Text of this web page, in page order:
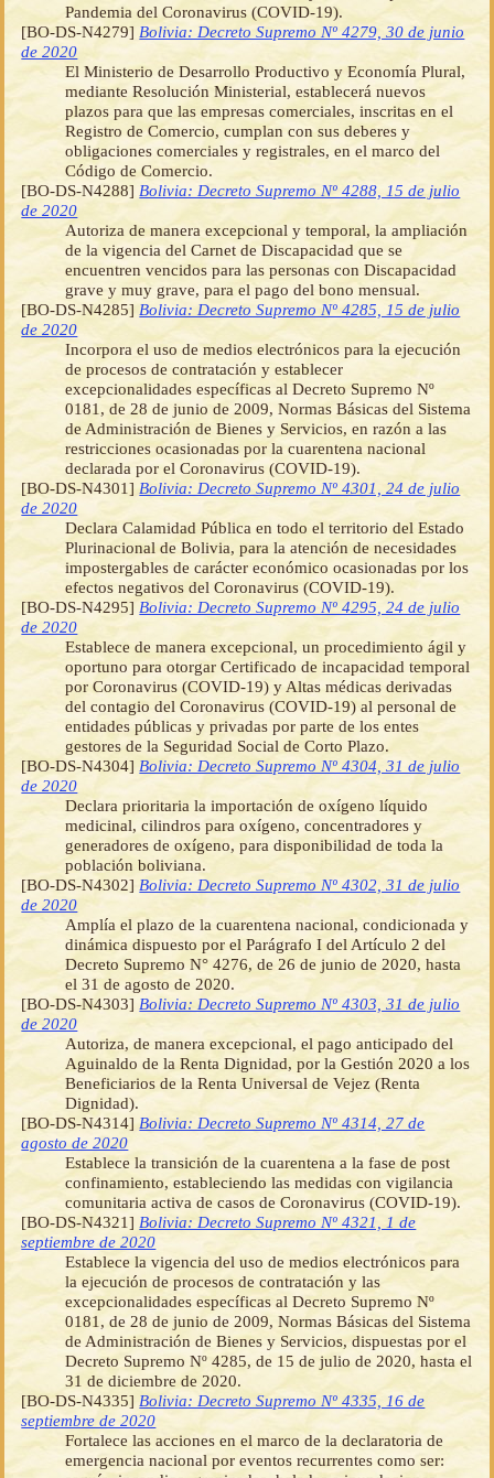
Pandemia del Coronavirus (COVID-19).
[BO-DS-N4279] Bolivia: Decreto Supremo Nº 4279, 30 de junio
de 2020
El Ministerio de Desarrollo Productivo y Economía Plural,
mediante Resolución Ministerial, establecerá nuevos
plazos para que las empresas comerciales, inscritas en el
Registro de Comercio, cumplan con sus deberes y
obligaciones comerciales y registrales, en el marco del
Código de Comercio.
[BO-DS-N4288] Bolivia: Decreto Supremo Nº 4288, 15 de julio
de 2020
Autoriza de manera excepcional y temporal, la ampliación
de la vigencia del Carnet de Discapacidad que se
encuentren vencidos para las personas con Discapacidad
grave y muy grave, para el pago del bono mensual.
[BO-DS-N4285] Bolivia: Decreto Supremo Nº 4285, 15 de julio
de 2020
Incorpora el uso de medios electrónicos para la ejecución
de procesos de contratación y establecer
excepcionalidades específicas al Decreto Supremo Nº
0181, de 28 de junio de 2009, Normas Básicas del Sistema
de Administración de Bienes y Servicios, en razón a las
restricciones ocasionadas por la cuarentena nacional
declarada por el Coronavirus (COVID-19).
[BO-DS-N4301] Bolivia: Decreto Supremo Nº 4301, 24 de julio
de 2020
Declara Calamidad Pública en todo el territorio del Estado
Plurinacional de Bolivia, para la atención de necesidades
impostergables de carácter económico ocasionadas por los
efectos negativos del Coronavirus (COVID-19).
[BO-DS-N4295] Bolivia: Decreto Supremo Nº 4295, 24 de julio
de 2020
Establece de manera excepcional, un procedimiento ágil y
oportuno para otorgar Certificado de incapacidad temporal
por Coronavirus (COVID-19) y Altas médicas derivadas
del contagio del Coronavirus (COVID-19) al personal de
entidades públicas y privadas por parte de los entes
gestores de la Seguridad Social de Corto Plazo.
[BO-DS-N4304] Bolivia: Decreto Supremo Nº 4304, 31 de julio
de 2020
Declara prioritaria la importación de oxígeno líquido
medicinal, cilindros para oxígeno, concentradores y
generadores de oxígeno, para disponibilidad de toda la
población boliviana.
[BO-DS-N4302] Bolivia: Decreto Supremo Nº 4302, 31 de julio
de 2020
Amplía el plazo de la cuarentena nacional, condicionada y
dinámica dispuesto por el Parágrafo I del Artículo 2 del
Decreto Supremo N° 4276, de 26 de junio de 2020, hasta
el 31 de agosto de 2020.
[BO-DS-N4303] Bolivia: Decreto Supremo Nº 4303, 31 de julio
de 2020
Autoriza, de manera excepcional, el pago anticipado del
Aguinaldo de la Renta Dignidad, por la Gestión 2020 a los
Beneficiarios de la Renta Universal de Vejez (Renta
Dignidad).
[BO-DS-N4314] Bolivia: Decreto Supremo Nº 4314, 27 de
agosto de 2020
Establece la transición de la cuarentena a la fase de post
confinamiento, estableciendo las medidas con vigilancia
comunitaria activa de casos de Coronavirus (COVID-19).
[BO-DS-N4321] Bolivia: Decreto Supremo Nº 4321, 1 de
septiembre de 2020
Establece la vigencia del uso de medios electrónicos para
la ejecución de procesos de contratación y las
excepcionalidades específicas al Decreto Supremo Nº
0181, de 28 de junio de 2009, Normas Básicas del Sistema
de Administración de Bienes y Servicios, dispuestas por el
Decreto Supremo Nº 4285, de 15 de julio de 2020, hasta el
31 de diciembre de 2020.
[BO-DS-N4335] Bolivia: Decreto Supremo Nº 4335, 16 de
septiembre de 2020
Fortalece las acciones en el marco de la declaratoria de
emergencia nacional por eventos recurrentes como ser: